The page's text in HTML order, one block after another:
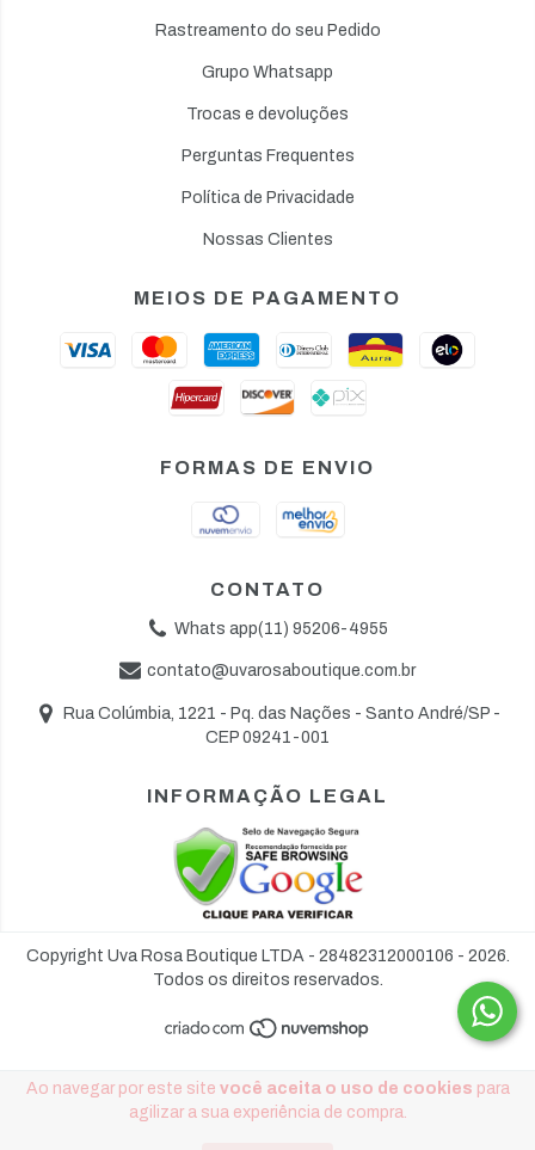
Ao navegar por este site você aceita o uso de cookies para
agilizar a sua experiência de compra.
Rastreamento do seu Pedido
Grupo Whatsapp
Trocas e devoluções
Perguntas Frequentes
Política de Privacidade
Nossas Clientes
MEIOS DE PAGAMENTO
FORMAS DE ENVIO
CONTATO
Whats app(11) 95206-4955
contato@uvarosaboutique.com.br
Rua Colúmbia, 1221 - Pq. das Nações - Santo André/SP -
CEP 09241-001
INFORMAÇÃO LEGAL
Copyright Uva Rosa Boutique LTDA - 28482312000106 - 2026.
Todos os direitos reservados.